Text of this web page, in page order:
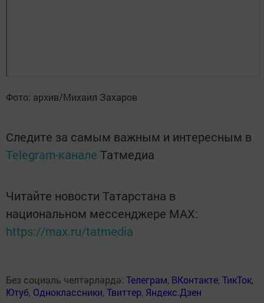
Фото: архив/Михаил Захаров
Следите за самым важным и интересным в
Telegram-канале Татмедиа
Читайте новости Татарстана в
национальном мессенджере MАХ:
https://max.ru/tatmedia
Без социаль челтәрләрдә: Телеграм, ВКонтакте,ТикТок,
Ютуб, Одноклассники,Твиттер, Яндекс.Дзен